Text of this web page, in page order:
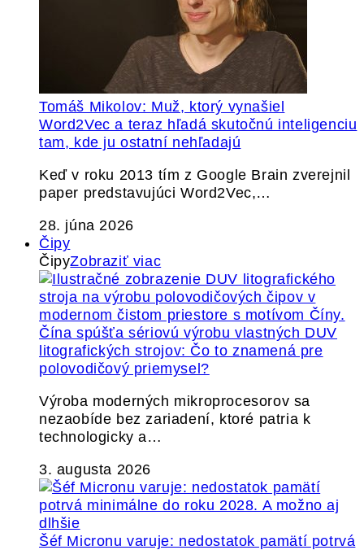
Tomáš Mikolov: Muž, ktorý vynašiel
Word2Vec a teraz hľadá skutočnú inteligenciu
tam, kde ju ostatní nehľadajú
Keď v roku 2013 tím z Google Brain zverejnil
paper predstavujúci Word2Vec,…
28. júna 2026
Čipy
ČipyZobraziť viac
Čína spúšťa sériovú výrobu vlastných DUV
litografických strojov: Čo to znamená pre
polovodičový priemysel?
Výroba moderných mikroprocesorov sa
nezaobíde bez zariadení, ktoré patria k
technologicky a…
3. augusta 2026
Šéf Micronu varuje: nedostatok pamätí potrvá